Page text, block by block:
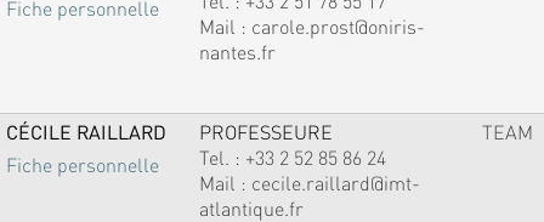
Fiche personnelle
Mail : carole.prost@oniris-
nantes.fr
CÉCILE RAILLARD
Fiche personnelle
PROFESSEURE
Tel. : +33 2 52 85 86 24
Mail : cecile.raillard@imt-
atlantique.fr
TEAM